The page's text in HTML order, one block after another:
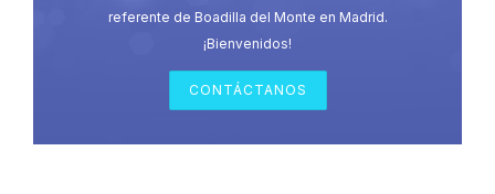
referente de Boadilla del Monte en Madrid.
¡Bienvenidos!
CONTÁCTANOS